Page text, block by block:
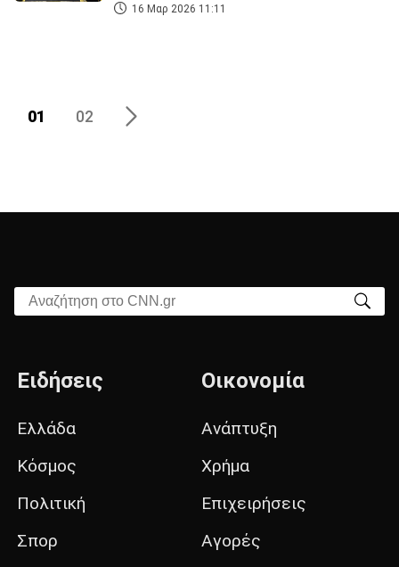
16 Μαρ 2026 11:11
01 02
Αναζήτηση στο CNN.gr
Ειδήσεις
Ελλάδα
Κόσμος
Πολιτική
Σπορ
Οικονομία
Ανάπτυξη
Χρήμα
Επιχειρήσεις
Αγορές